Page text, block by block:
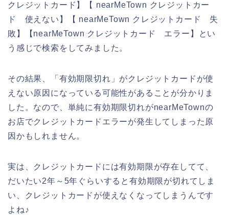
クレジットカード】【 nearMeTown クレジットカー
ド 使えない】【 nearMeTown クレジットカード 失
敗】【nearMeTown クレジットカード エラー】とい
う感じで検索をしてみました。
その結果、「有効期限切れ」がクレジットカードが使
えない原因になっている可能性があることが分かりま
した。なので、単純に有効期限切れがnearMeTownの
お店でクレジットカードエラーが発生してしまった原
因かもしれません。
実は、クレジットカードには有効期限が存在してて、
だいたい2年～5年ぐらいすると有効期限が切れてしま
い、クレジットカードが使えなくなってしまうんです
よね♪